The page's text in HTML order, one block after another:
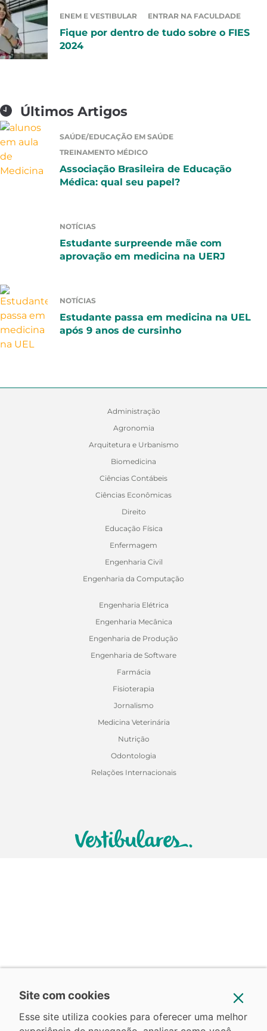
ENEM E VESTIBULAR ENTRAR NA FACULDADE
Fique por dentro de tudo sobre o FIES
2024
Últimos Artigos
SAÚDE/EDUCAÇÃO EM SAÚDE
TREINAMENTO MÉDICO
Associação Brasileira de Educação
Médica: qual seu papel?
NOTÍCIAS
Estudante surpreende mãe com
aprovação em medicina na UERJ
NOTÍCIAS
Estudante passa em medicina na UEL
após 9 anos de cursinho
Administração
Agronomia
Arquitetura e Urbanismo
Biomedicina
Ciências Contábeis
Ciências Econômicas
Direito
Educação Física
Enfermagem
Engenharia Civil
Engenharia da Computação
Engenharia Elétrica
Engenharia Mecânica
Engenharia de Produção
Engenharia de Software
Farmácia
Fisioterapia
Jornalismo
Medicina Veterinária
Nutrição
Odontologia
Relações Internacionais
Site com cookies
Esse site utiliza cookies para oferecer uma melhor